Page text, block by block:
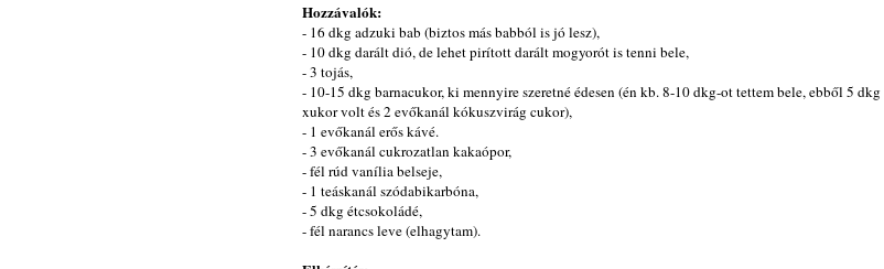
Hozzávalók:
- 16 dkg adzuki bab (biztos más babból is jó lesz),
- 10 dkg darált dió, de lehet pirított darált mogyorót is tenni bele,
- 3 tojás,
- 10-15 dkg barnacukor, ki mennyire szeretné édesen (én kb. 8-10 dkg-ot tettem bele, ebből 5 dkg
xukor volt és 2 evőkanál kókuszvirág cukor),
- 1 evőkanál erős kávé.
- 3 evőkanál cukrozatlan kakaópor,
- fél rúd vanília belseje,
- 1 teáskanál szódabikarbóna,
- 5 dkg étcsokoládé,
- fél narancs leve (elhagytam).